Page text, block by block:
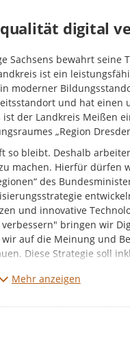
digital
Sachsens bewahrt seine
ist ein
moderner
und hat einen
der Landkreis Meißen
„Region
so bleibt. Deshalb
machen. Hierfür dürfen
des
und innovative
bringen wir
auf die Meinung und
Diese Strategie soll
Anregungen zur
Mehr anzeigen